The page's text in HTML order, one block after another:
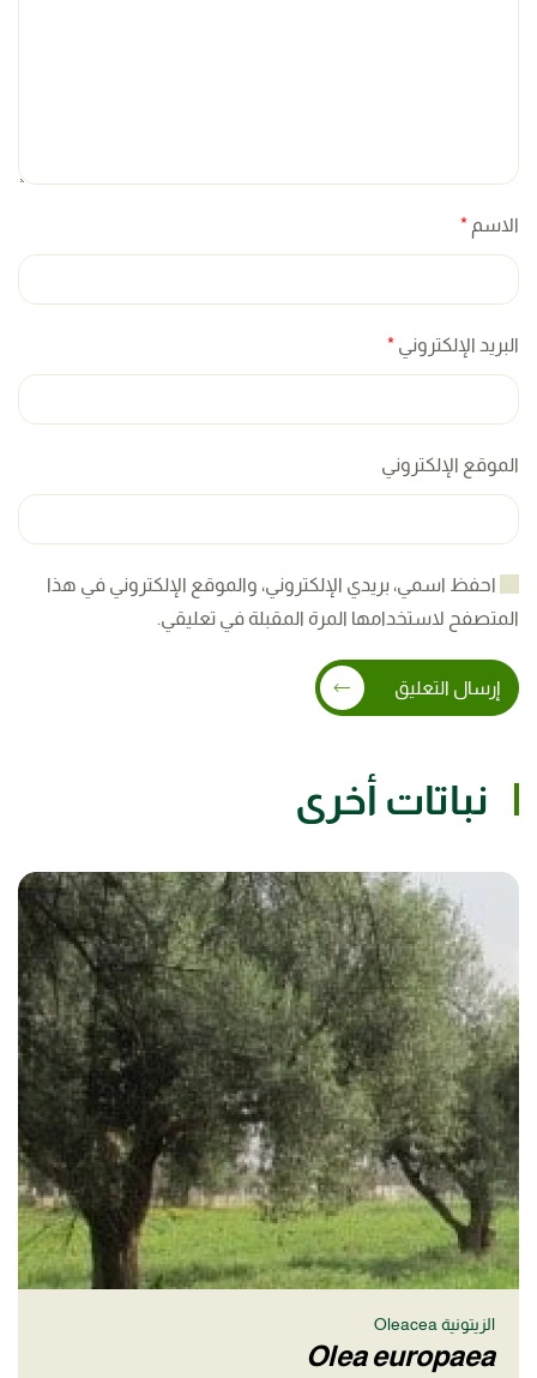
الاسم *
البريد الإلكتروني *
الموقع الإلكتروني
احفظ اسمي، بريدي الإلكتروني، والموقع الإلكتروني في هذا
المتصفح لاستخدامها المرة المقبلة في تعليقي.
إرسال التعليق
نباتات أخرى
الزيتونية Oleacea
Olea europaea